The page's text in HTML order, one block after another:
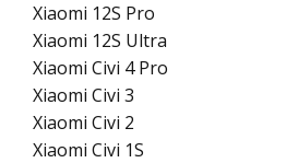
Xiaomi 12S Pro
Xiaomi 12S Ultra
Xiaomi Civi 4 Pro
Xiaomi Civi 3
Xiaomi Civi 2
Xiaomi Civi 1S